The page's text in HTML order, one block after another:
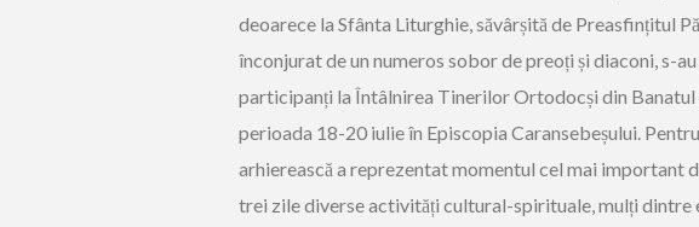
deoarece la Sfânta Liturghie, săvârșită de Preasfințitul
înconjurat de un numeros sobor de preoți și diaconi, s-
participanți la Întâlnirea Tinerilor Ortodocși din Banatul
perioada 18-20 iulie în Episcopia Caransebeșului.
arhierească a reprezentat momentul cel mai important
trei zile diverse activități cultural-spirituale, mulți dintre